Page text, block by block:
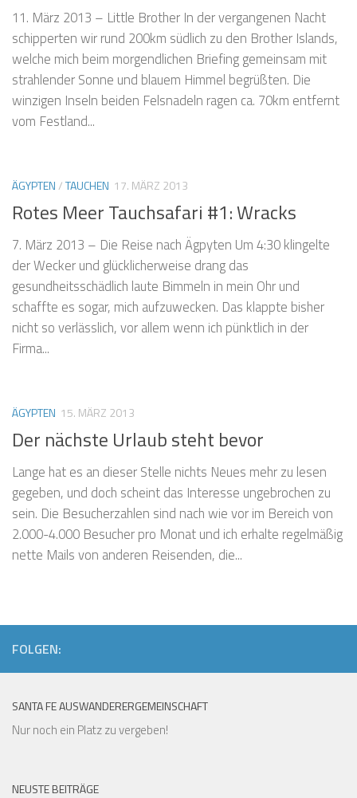
11. März 2013 – Little Brother In der vergangenen Nacht
schipperten wir rund 200km südlich zu den Brother Islands,
welche mich beim morgendlichen Briefing gemeinsam mit
strahlender Sonne und blauem Himmel begrüßten. Die
winzigen Inseln beiden Felsnadeln ragen ca. 70km entfernt
vom Festland...
ÄGYPTEN/TAUCHEN 17. MÄRZ 2013
Rotes Meer Tauchsafari #1: Wracks
7. März 2013 – Die Reise nach Ägpyten Um 4:30 klingelte
der Wecker und glücklicherweise drang das
gesundheitsschädlich laute Bimmeln in mein Ohr und
schaffte es sogar, mich aufzuwecken. Das klappte bisher
nicht so verlässlich, vor allem wenn ich pünktlich in der
Firma...
ÄGYPTEN 15. MÄRZ 2013
Der nächste Urlaub steht bevor
Lange hat es an dieser Stelle nichts Neues mehr zu lesen
gegeben, und doch scheint das Interesse ungebrochen zu
sein. Die Besucherzahlen sind nach wie vor im Bereich von
2.000-4.000 Besucher pro Monat und ich erhalte regelmäßig
nette Mails von anderen Reisenden, die...
FOLGEN:
SANTA FE AUSWANDERERGEMEINSCHAFT
Nur noch ein Platz zu vergeben!
NEUSTE BEITRÄGE